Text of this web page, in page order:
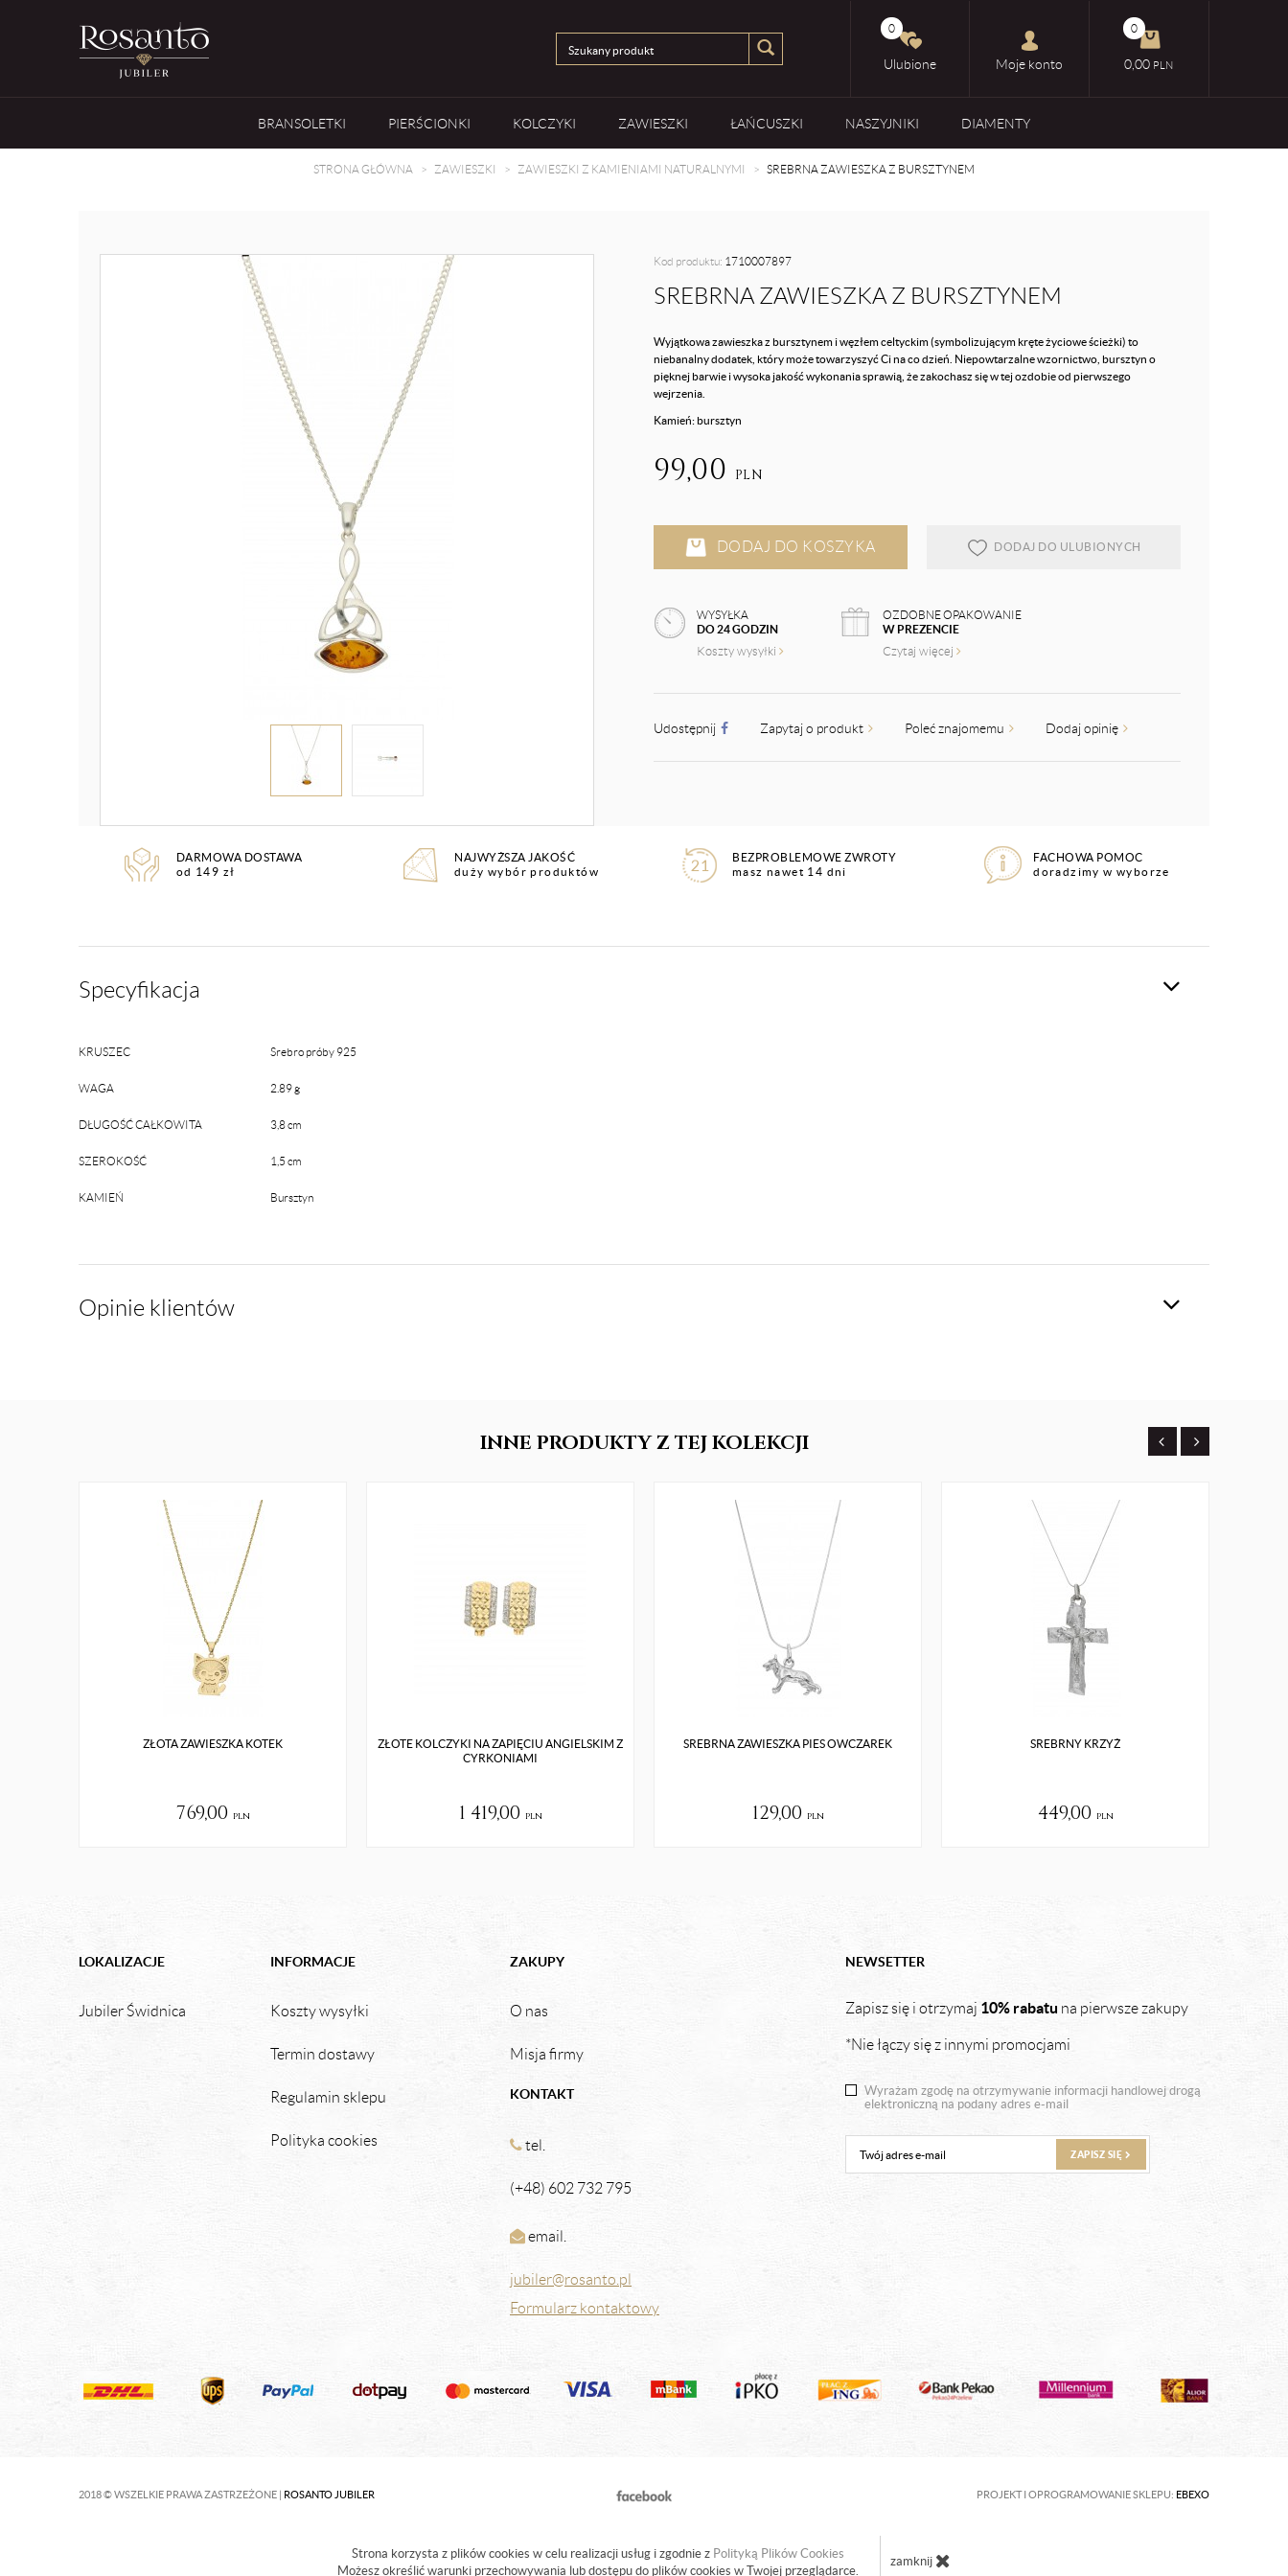
0
Ulubione Moje konto
0
0,00 PLN
BRANSOLETKI PIERŚCIONKI KOLCZYKI ZAWIESZKI ŁAŃCUSZKI NASZYJNIKI DIAMENTY
STRONA GŁÓWNA ZAWIESZKI ZAWIESZKI Z KAMIENIAMI NATURALNYMI SREBRNA ZAWIESZKA Z BURSZTYNEM
Kod produktu: 1710007897
SREBRNA ZAWIESZKA Z BURSZTYNEM
Wyjątkowa zawieszka z bursztynem i węzłem celtyckim (symbolizującym kręte życiowe ścieżki) to
niebanalny dodatek, który może towarzyszyć Ci na co dzień. Niepowtarzalne wzornictwo, bursztyn o
pięknej barwie i wysoka jakość wykonania sprawią, że zakochasz się w tej ozdobie od pierwszego
wejrzenia.
Kamień: bursztyn
99,00 PLN
DODAJ DO KOSZYKA DODAJ DO ULUBIONYCH
WYSYŁKA
DO 24 GODZIN
Koszty wysyłki
OZDOBNE OPAKOWANIE
W PREZENCIE
Czytaj więcej
Udostępnij Zapytaj o produkt Poleć znajomemu Dodaj opinię
DARMOWA DOSTAWA
od 149 zł
NAJWYŻSZA JAKOŚĆ
duży wybór produktów
BEZPROBLEMOWE ZWROTY
masz nawet 14 dni
FACHOWA POMOC
doradzimy w wyborze
Specyfikacja
KRUSZEC Srebro próby 925
WAGA 2.89 g
DŁUGOŚĆ CAŁKOWITA 3,8 cm
SZEROKOŚĆ 1,5 cm
KAMIEŃ Bursztyn
Opinie klientów
INNE PRODUKTYZ TEJ KOLEKCJI
ZŁOTA ZAWIESZKA KOTEK
769,00 pln
ZŁOTE KOLCZYKI NA ZAPIĘCIU ANGIELSKIM Z
CYRKONIAMI
1 419,00 pln
SREBRNA ZAWIESZKA PIES OWCZAREK
129,00 pln
SREBRNY KRZYŻ
449,00 pln
NEWSETTER
Zapisz się i otrzymaj 10% rabatu na pierwsze zakupy
*Nie łączy się z innymi promocjami
Wyrażam zgodę na otrzymywanie informacji handlowej drogą
elektroniczną na podany adres e-mail
ZAPISZ SIĘ
LOKALIZACJE
Jubiler Świdnica
INFORMACJE
Koszty wysyłki
Termin dostawy
Regulamin sklepu
Polityka cookies
ZAKUPY
O nas
Misja firmy
KONTAKT
tel.
(+48) 602 732 795
email.
jubiler@rosanto.pl
Formularz kontaktowy
2018 © WSZELKIE PRAWA ZASTRZEŻONE | ROSANTO JUBILER PROJEKT I OPROGRAMOWANIE SKLEPU: EBEXO
Strona korzysta z plików cookies w celu realizacji usług i zgodnie z Polityką Plików Cookies
Możesz określić warunki przechowywania lub dostępu do plików cookies w Twojej przeglądarce.
zamknij